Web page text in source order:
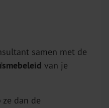
samen met de
van je
ze dan de